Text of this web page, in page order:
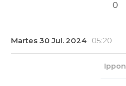
0
Martes 30 Jul. 2024- 05:20
Ippon